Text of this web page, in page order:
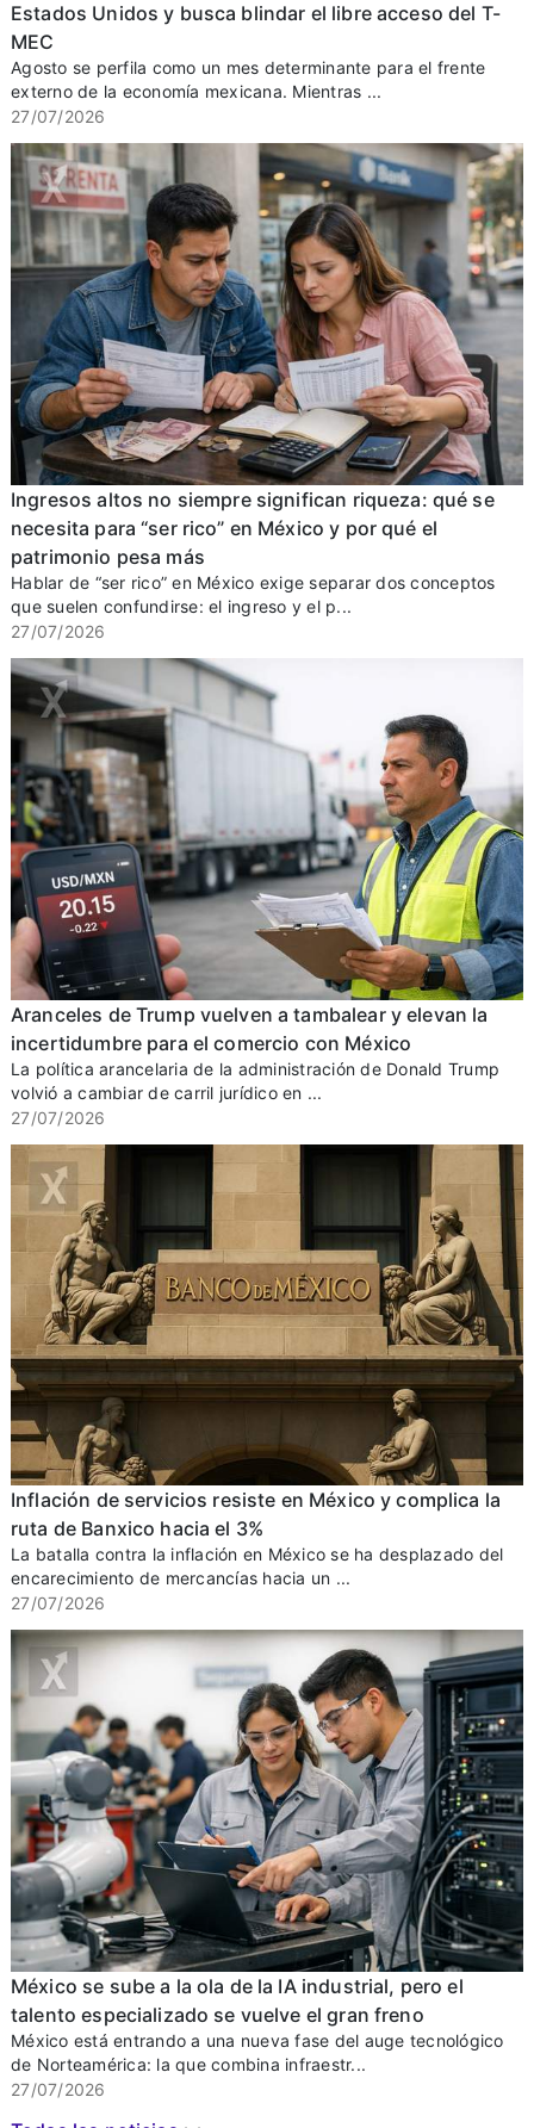
Estados Unidos y busca blindar el libre acceso del T-
MEC
Agosto se perfila como un mes determinante para el frente
externo de la economía mexicana. Mientras ...
27/07/2026
Ingresos altos no siempre significan riqueza: qué se
necesita para “ser rico” en México y por qué el
patrimonio pesa más
Hablar de “ser rico” en México exige separar dos conceptos
que suelen confundirse: el ingreso y el p...
27/07/2026
Aranceles de Trump vuelven a tambalear y elevan la
incertidumbre para el comercio con México
La política arancelaria de la administración de Donald Trump
volvió a cambiar de carril jurídico en ...
27/07/2026
Inflación de servicios resiste en México y complica la
ruta de Banxico hacia el 3%
La batalla contra la inflación en México se ha desplazado del
encarecimiento de mercancías hacia un ...
27/07/2026
México se sube a la ola de la IA industrial, pero el
talento especializado se vuelve el gran freno
México está entrando a una nueva fase del auge tecnológico
de Norteamérica: la que combina infraestr...
27/07/2026